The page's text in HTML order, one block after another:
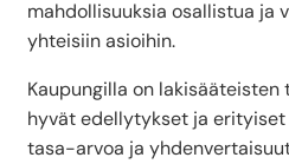
mahdollisuuksia osallistua ja
yhteisiin asioihin.
Kaupungilla on lakisääteisten
hyvät edellytykset ja
tasa-arvoa ja